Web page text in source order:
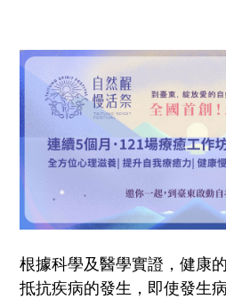
根據科學及醫學實證，健康
抵抗疾病的發生，即使發生